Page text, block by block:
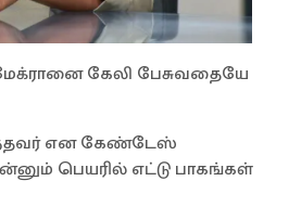
கேலி பேசுவதையே
என கேண்டேஸ்
பெயரில் எட்டு பாகங்கள்